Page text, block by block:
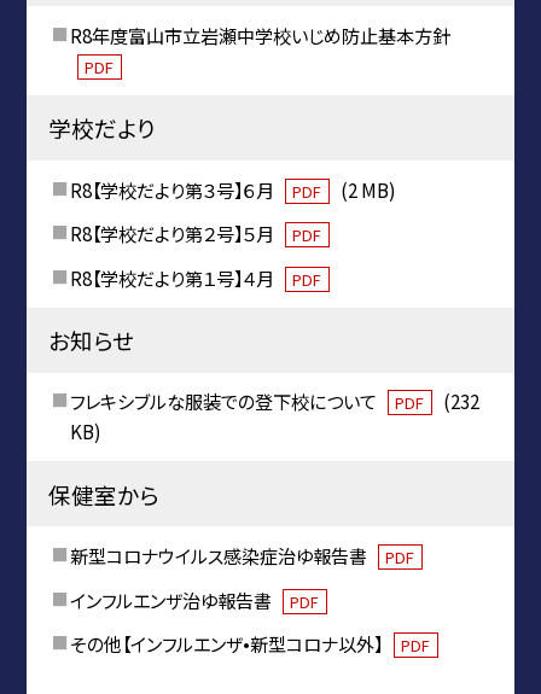
R8年度富山市立岩瀬中学校いじめ防止基本方針
PDF
学校だより
R8【学校だより第３号】６月 PDF
(2 MB)
R8【学校だより第２号】５月
PDF
R8【学校だより第１号】４月 PDF
お知らせ
フレキシブルな服装での登下校について PDF
(232
KB)
保健室から
新型コロナウイルス感染症治ゆ報告書 PDF
インフルエンザ治ゆ報告書 PDF
その他【インフルエンザ•新型コロナ以外】 PDF